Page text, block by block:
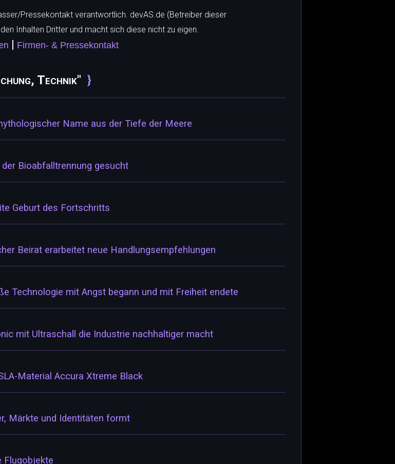
Pressekontakt verantwortlich. devAS.de (Betreiber dieser
Inhalten Dritter und macht sich diese nicht zu eigen.
| Firmen- & Pressekontakt
Technik"
Name aus der Tiefe der Meere
Bioabfalltrennung gesucht
Geburt des Fortschritts
Beirat erarbeitet neue Handlungsempfehlungen
Technologie mit Angst begann und mit Freiheit endete
mit Ultraschall die Industrie nachhaltiger macht
Material Accura Xtreme Black
Märkte und Identitäten formt
Flugobjekte